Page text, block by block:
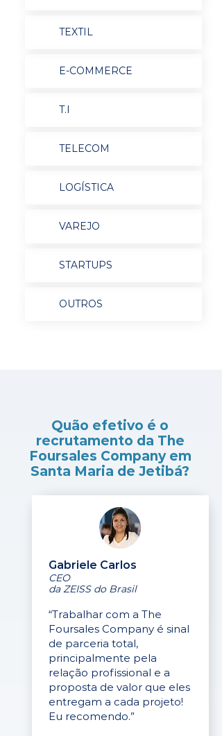
TEXTIL
E-COMMERCE
T.I
TELECOM
LOGÍSTICA
VAREJO
STARTUPS
OUTROS
Quão efetivo é o
recrutamento da The
Foursales Company em
Santa Maria de Jetibá?
Gabriele Carlos
CEO
da ZEISS do Brasil
“Trabalhar com a The
Foursales Company é sinal
de parceria total,
principalmente pela
relação profissional e a
proposta de valor que eles
entregam a cada projeto!
Eu recomendo.”